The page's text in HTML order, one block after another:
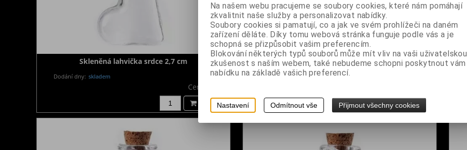
Skleněná lahvička srdce 2,7 cm
Dodání dny: skladem
Cena:
Koupit
Skleněná lahvička hvězda 2,5 cm
Dodání dny:skladem
Koupit
Na našem webu pracujeme se soubory cookies, které nám pomáhají
zkvalitnit naše služby a personalizovat nabídky.
Soubory cookies si pamatují, co a jak ve svém prohlížeči na daném
zařízení děláte. Díky tomu webová stránka funguje podle vás a je
schopná se přizpůsobit vašim preferencím.
Blokování některých typů souborů může mít vliv na vaši uživatelskou
zkušenost s naším webem, také nebudeme schopni poskytnout vám
nabídku na základě vašich preferencí.
Nastavení Odmítnout vše Přijmout všechny cookies